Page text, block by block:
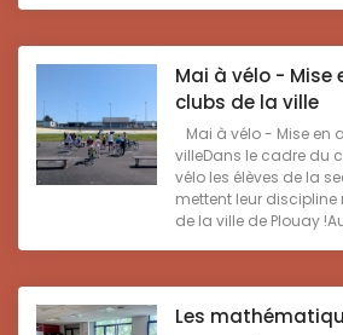
Mai à vélo - Mise
clubs de la ville
Mai à vélo - Mise en
villeDans le cadre du
vélo les élèves de la
mettent leur
de la ville de Plouay
Les